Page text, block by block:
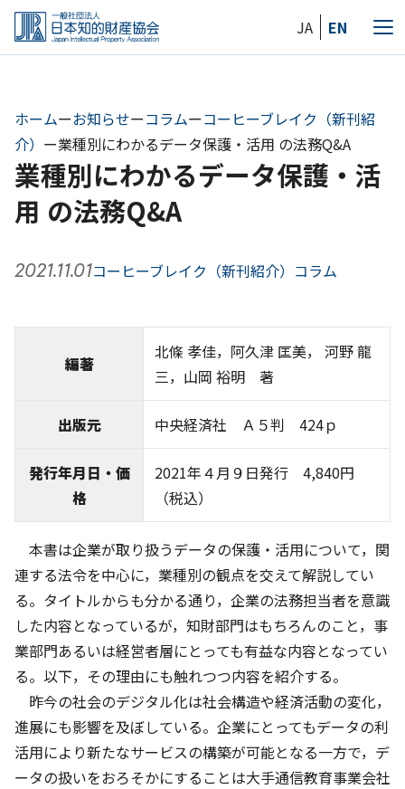
Skip
the
JA EN
メ
ホームーお知らせーコラムーコーヒーブレイク（新刊紹
介） ー業種別にわかるデータ保護・活用 の法務Q&A
業種別にわかるデータ保護・活
用 の法務Q&A
2021.11.01コーヒーブレイク（新刊紹介） コラム
編著
北條 孝佳，阿久津 匡美， 河野 龍
三，山岡 裕明 著
出版元 中央経済社 Ａ５判 424ｐ
発行年月日・価
格
2021年４月９日発行 4,840円
（税込）
本書は企業が取り扱うデータの保護・活用について，関
連する法令を中心に，業種別の観点を交えて解説してい
る。タイトルからも分かる通り，企業の法務担当者を意識
した内容となっているが，知財部門はもちろんのこと，事
業部門あるいは経営者層にとっても有益な内容となってい
る。以下，その理由にも触れつつ内容を紹介する。
昨今の社会のデジタル化は社会構造や経済活動の変化，
進展にも影響を及ぼしている。企業にとってもデータの利
活用により新たなサービスの構築が可能となる一方で，デ
ータの扱いをおろそかにすることは大手通信教育事業会社